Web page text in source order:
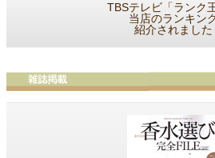
TBSテレビ「ランク
当店のランキン
紹介されました